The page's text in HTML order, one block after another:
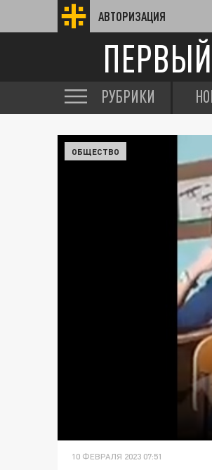
АВТОРИЗАЦИЯ
РУБРИКИ
ОБЩЕСТВО
10 ФЕВРАЛЯ 2023 07:51